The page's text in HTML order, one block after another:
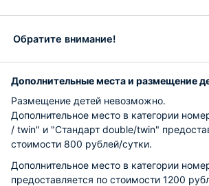
Обратите внимание!
Дополнительные места и размещение
Размещение детей невозможно.
Дополнительное место в категории
/ twin" и "Стандарт double/twin"
стоимости 800 рублей/сутки.
Дополнительное место в категории
предоставляется по стоимости 1200